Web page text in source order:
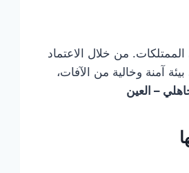
من خلال الاعتماد
آمنة وخالية من الآفات،
– العين